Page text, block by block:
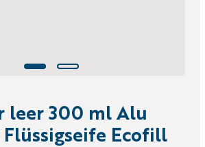
leer 300 ml Alu
Ecofill